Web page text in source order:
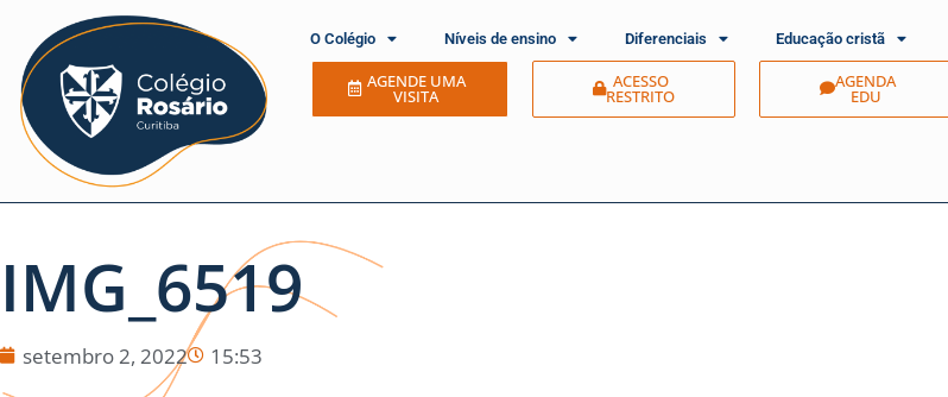
AGENDE UMA
VISITA
ACESSO
RESTRITO
AGENDA
EDU
O Colégio Níveis de ensino Diferenciais Educação cristã
IMG_6519
setembro 2, 2022 15:53